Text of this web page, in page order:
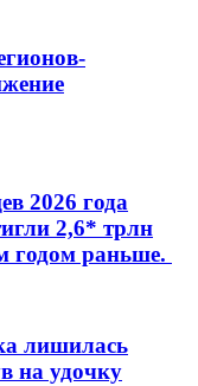
2026 года
2,6* трлн
годом раньше.
лишилась
на удочку